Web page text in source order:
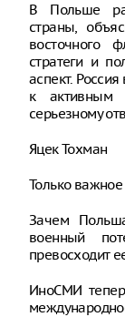
В Польше
страны,
восточного
стратеги и
аспект.
к активным
серьезному
Яцек Тохман
Только важное
Зачем
военный
превосходит
ИноСМИ